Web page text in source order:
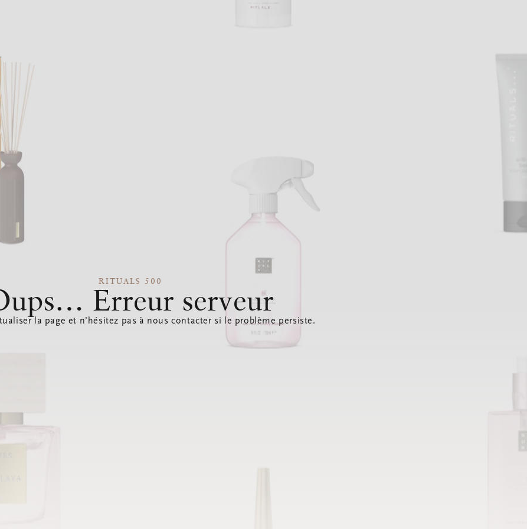
RITUALS 500
Erreur serveur
la page et n’hésitez pas à nous contacter si le problème persiste.